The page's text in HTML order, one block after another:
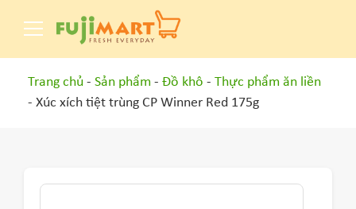
Trang chủ - Sản phẩm - Đồ khô - Thực phẩm ăn liền
- Xúc xích tiệt trùng CP Winner Red 175g